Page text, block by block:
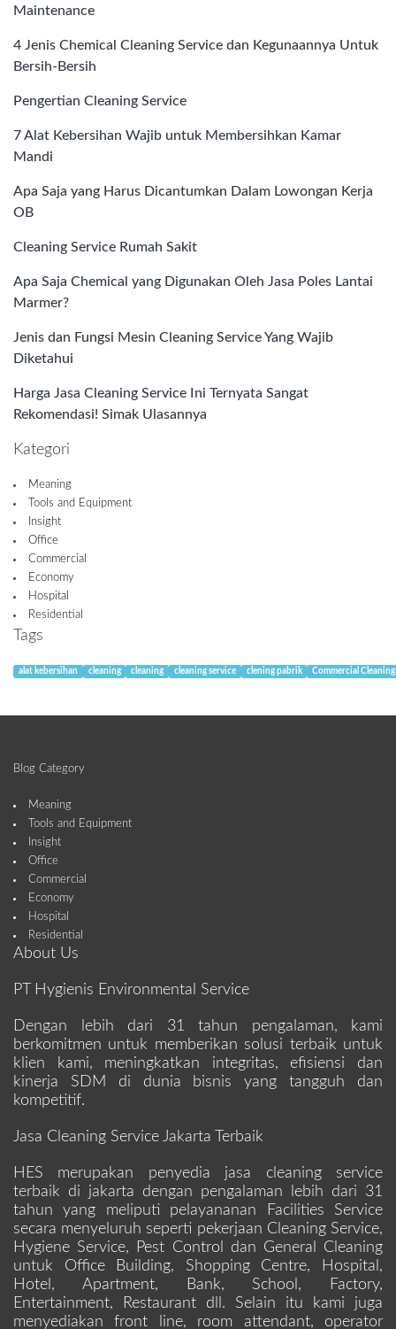
Maintenance
4 Jenis Chemical Cleaning Service dan Kegunaannya Untuk
Bersih-Bersih
Pengertian Cleaning Service
7 Alat Kebersihan Wajib untuk Membersihkan Kamar
Mandi
Apa Saja yang Harus Dicantumkan Dalam Lowongan Kerja
OB
Cleaning Service Rumah Sakit
Apa Saja Chemical yang Digunakan Oleh Jasa Poles Lantai
Marmer?
Jenis dan Fungsi Mesin Cleaning Service Yang Wajib
Diketahui
Harga Jasa Cleaning Service Ini Ternyata Sangat
Rekomendasi! Simak Ulasannya
Kategori
Meaning
Tools and Equipment
Insight
Office
Commercial
Economy
Hospital
Residential
Tags
alat kebersihan cleaning cleaning cleaning service clening pabrik Commercial Cleaning
Blog Category
Meaning
Tools and Equipment
Insight
Office
Commercial
Economy
Hospital
Residential
About Us
PT Hygienis Environmental Service
Dengan lebih dari 31 tahun pengalaman, kami
berkomitmen untuk memberikan solusi terbaik untuk
klien kami, meningkatkan integritas, efisiensi dan
kinerja SDM di dunia bisnis yang tangguh dan
kompetitif.
Jasa Cleaning Service Jakarta Terbaik
HES merupakan penyedia jasa cleaning service
terbaik di jakarta dengan pengalaman lebih dari 31
tahun yang meliputi pelayananan Facilities Service
secara menyeluruh seperti pekerjaan Cleaning Service,
Hygiene Service, Pest Control dan General Cleaning
untuk Office Building, Shopping Centre, Hospital,
Hotel, Apartment, Bank, School, Factory,
Entertainment, Restaurant dll. Selain itu kami juga
menyediakan front line, room attendant, operator